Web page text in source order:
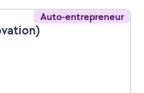
Auto-entrepreneur